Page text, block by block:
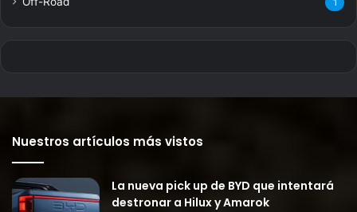
1
Nuestros artículos más vistos
La nueva pick up de BYD que intentará
destronar a Hilux y Amarok